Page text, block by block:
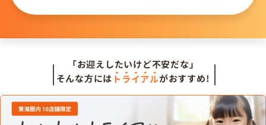
「お迎えしたいけど不安だな」
そんな方には トライアルがおすすめ!